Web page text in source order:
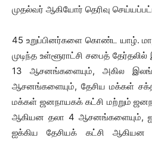
முதல்வர் ஆகியோர் தெரிவு
45 உறுப்பினர்களை கொண்ட யாழ்.
முடிந்த உள்ளூராட்சி சபைத்
13 ஆசனங்களையும், அகில
ஆசனங்களையும், தேசிய மக்கள்
மக்கள் ஜனநாயகக் கட்சி மற்றும்
ஆகியன தலா 4 ஆசனங்களையும்,
ஐக்கிய தேசியக் கட்சி